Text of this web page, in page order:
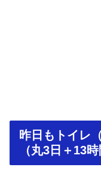
昨日もトイレ
（丸3日＋13